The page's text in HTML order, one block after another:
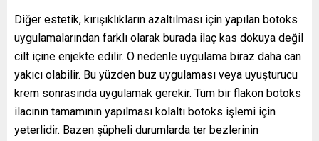
Diğer estetik, kırışıklıkların azaltılması için yapılan botoks
uygulamalarından farklı olarak burada ilaç kas dokuya değil
cilt içine enjekte edilir. O nedenle uygulama biraz daha can
yakıcı olabilir. Bu yüzden buz uygulaması veya uyuşturucu
krem sonrasında uygulamak gerekir. Tüm bir flakon botoks
ilacının tamamının yapılması kolaltı botoks işlemi için
yeterlidir. Bazen şüpheli durumlarda ter bezlerinin